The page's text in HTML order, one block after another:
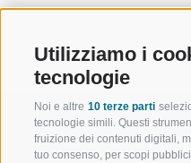
Utilizziamo i
tecnologie
Noi e altre 10 terze parti
tecnologie simili. Questi
fruizione dei contenuti digitali,
tuo consenso, per scopi